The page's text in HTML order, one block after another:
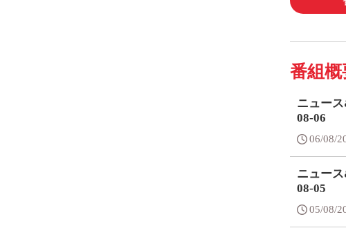
番組概
ニュー
08-06
06/08/
ニュー
08-05
05/08/